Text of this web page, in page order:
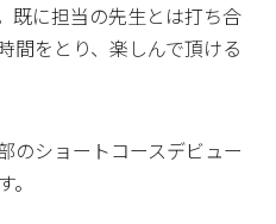
既に担当の先生とは打ち合
間をとり、楽しんで頂ける
のショートコースデビュー